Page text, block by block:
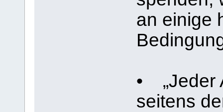
an einige
• „Jeder
seitens